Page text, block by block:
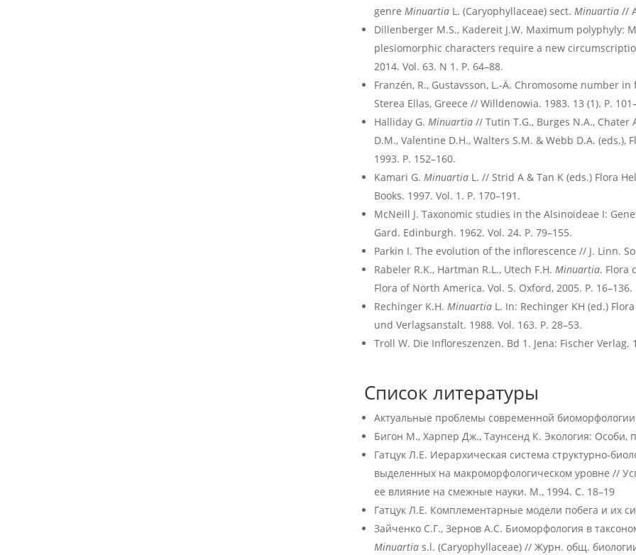
genre MinuartiaL. (Caryophyllaceae) sect. Minuartia//
Dillenberger M.S., Kadereit J.W. Maximum
plesiomorphic characters require a new
2014. Vol. 63. N 1. P. 64–88.
Franzén, R., Gustavsson, L.-Ä. Chromosome number
Sterea Ellas, Greece // Willdenowia. 1983. 13 (1). P.
Halliday G. Minuartia// Tutin T.G., Burges N.A., Chater
D.M., Valentine D.H., Walters S.M. & Webb D.A. (eds.),
1993. P. 152–160.
Kamari G. MinuartiaL. // Strid A & Tan K (eds.) Flora
Books. 1997. Vol. 1. P. 170–191.
McNeill J. Taxonomic studies in the Alsinoideae I:
Gard. Edinburgh. 1962. Vol. 24. P. 79–155.
Parkin I. The evolution of the inflorescence // J. Linn.
Rabeler R.K., Hartman R.L., Utech F.H. Minuartia. Flora
Flora of North America. Vol. 5. Oxford, 2005. P. 16–136.
Rechinger K.H. MinuartiaL. In: Rechinger KH (ed.)
und Verlagsanstalt. 1988. Vol. 163. P. 28–53.
Troll W. Die Infloreszenzen. Bd 1. Jena: Fischer Verlag.
Список литературы
Актуальные проблемы современной
Бигон М., Харпер Дж., Таунсенд К. Экология: Особи,
Гатцук Л.Е. Иерархическая система структурно-
выделенных на макроморфологическом уровне //
ее влияние на смежные науки. М., 1994. С. 18–19
Гатцук Л.Е. Комплементарные модели побега и их
Зайченко С.Г., Зернов А.С. Биоморфология в
Minuartias.l. (Сaryophyllaceae) // Журн. общ.